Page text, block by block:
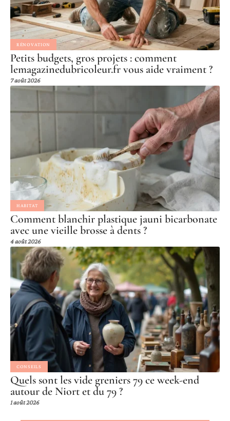
RÉNOVATION
Petits budgets, gros projets : comment
lemagazinedubricoleur.fr vous aide vraiment ?
7 août 2026
HABITAT
Comment blanchir plastique jauni bicarbonate
avec une vieille brosse à dents ?
4 août 2026
CONSEILS
Quels sont les vide greniers 79 ce week-end
autour de Niort et du 79 ?
1 août 2026